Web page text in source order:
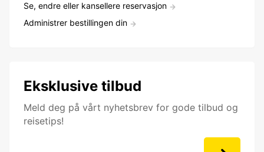
Se, endre eller kansellere reservasjon
Administrer bestillingen din
Eksklusive tilbud
Meld deg på vårt nyhetsbrev for gode tilbud og
reisetips!